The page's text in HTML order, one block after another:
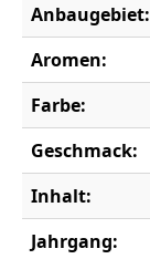
Anbaugebiet:
Aromen:
Farbe:
Geschmack:
Inhalt:
Jahrgang: